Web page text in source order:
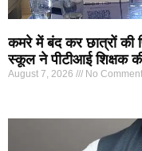
कमरे में बंद कर छात्रों की
स्कूल ने पीटीआई शिक्षक
August 7, 2026 No